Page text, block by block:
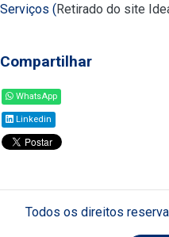
Serviços (Retirado do site
Compartilhar
WhatsApp
Linkedin
Todos os direitos